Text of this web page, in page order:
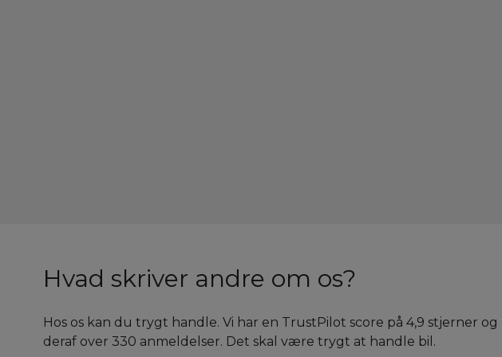
Hvad skriver andre om os?
Hos os kan du trygt handle. Vi har en TrustPilot score på 4,9 stjerner og
deraf over 330 anmeldelser. Det skal være trygt at handle bil.